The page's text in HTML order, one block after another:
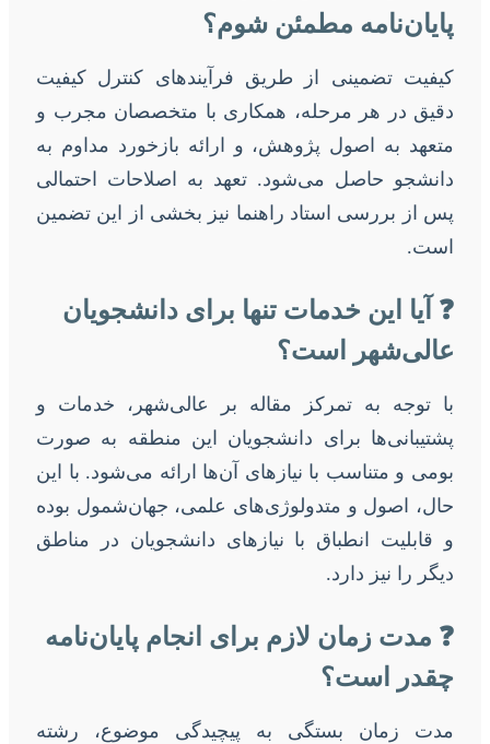
پایان‌نامه مطمئن شوم؟
کیفیت تضمینی از طریق فرآیندهای کنترل کیفیت
دقیق در هر مرحله، همکاری با متخصصان مجرب و
متعهد به اصول پژوهش، و ارائه بازخورد مداوم به
دانشجو حاصل می‌شود. تعهد به اصلاحات احتمالی
پس از بررسی استاد راهنما نیز بخشی از این تضمین
است.
❓ آیا این خدمات تنها برای دانشجویان
عالی‌شهر است؟
با توجه به تمرکز مقاله بر عالی‌شهر، خدمات و
پشتیبانی‌ها برای دانشجویان این منطقه به صورت
بومی و متناسب با نیازهای آن‌ها ارائه می‌شود. با این
حال، اصول و متدولوژی‌های علمی، جهان‌شمول بوده
و قابلیت انطباق با نیازهای دانشجویان در مناطق
دیگر را نیز دارد.
❓ مدت زمان لازم برای انجام پایان‌نامه
چقدر است؟
مدت زمان بستگی به پیچیدگی موضوع، رشته